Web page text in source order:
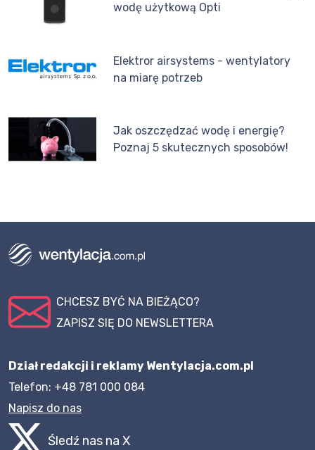
wodę użytkową Opti
Elektror airsystems - wentylatory
na miarę potrzeb
Jak oszczędzać wodę i energię?
Poznaj 5 skutecznych sposobów!
CHCESZ BYĆ NA BIEŻĄCO?
ZAPISZ SIĘ DO NEWSLETTERA
Dział redakcji i reklamy Wentylacja.com.pl
Telefon: +48 781 000 084
Napisz do nas
Śledź nas na X